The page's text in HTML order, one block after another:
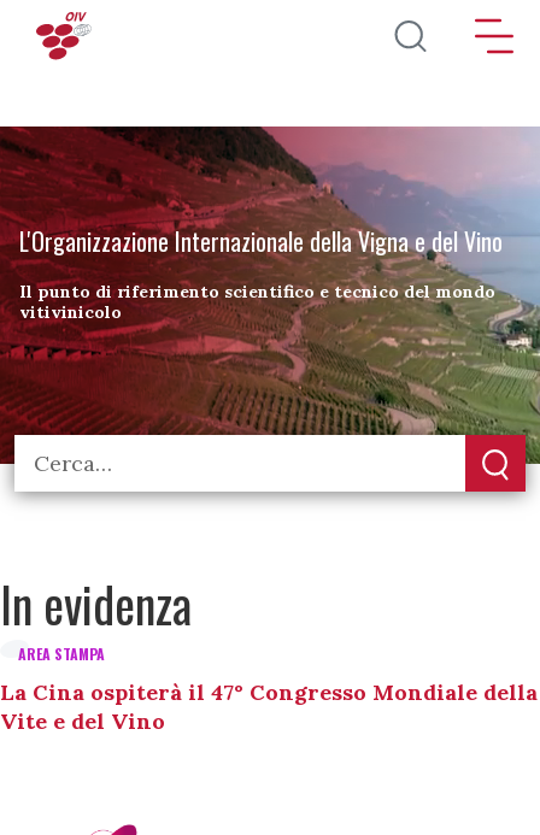
Salta al contenuto principale
L'Organizzazione Internazionale della Vigna e del Vino
Il punto di riferimento scientifico e tecnico del mondo
vitivinicolo
In evidenza
AREA STAMPA
La Cina ospiterà il 47° Congresso Mondiale della
Vite e del Vino